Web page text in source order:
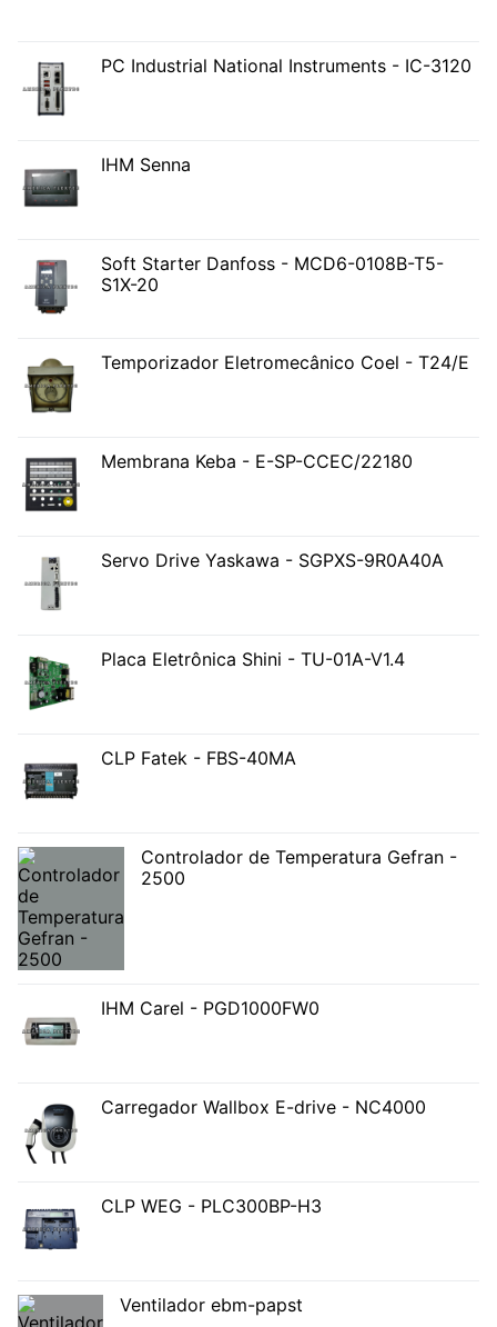
PC Industrial National Instruments - IC-3120
IHM Senna
Soft Starter Danfoss - MCD6-0108B-T5-
S1X-20
Temporizador Eletromecânico Coel - T24/E
Membrana Keba - E-SP-CCEC/22180
Servo Drive Yaskawa - SGPXS-9R0A40A
Placa Eletrônica Shini - TU-01A-V1.4
CLP Fatek - FBS-40MA
Controlador de Temperatura Gefran -
2500
IHM Carel - PGD1000FW0
Carregador Wallbox E-drive - NC4000
CLP WEG - PLC300BP-H3
Ventilador ebm-papst